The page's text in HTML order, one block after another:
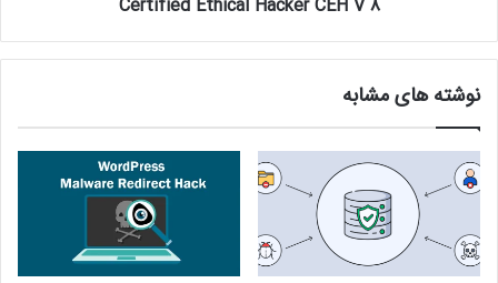
Certified Ethical Hacker CEH V 8
نوشته های مشابه